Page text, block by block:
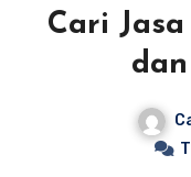
Cari